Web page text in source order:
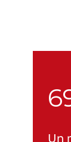
Un